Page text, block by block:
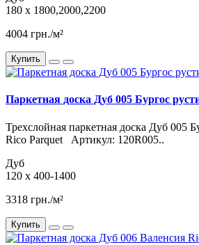
180 x 1800,2000,2200
4004 грн./м²
Купить
Паркетная доска Дуб 005 Бургос
Трехслойная паркетная доска Дуб 005
Rico Parquet Артикул: 120R005..
Дуб
120 x 400-1400
3318 грн./м²
Купить